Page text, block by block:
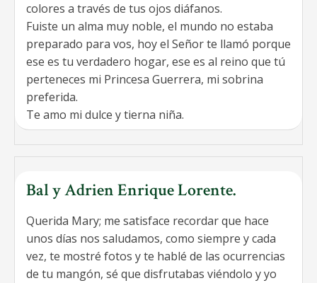
colores a través de tus ojos diáfanos.
Fuiste un alma muy noble, el mundo no estaba
preparado para vos, hoy el Señor te llamó porque
ese es tu verdadero hogar, ese es al reino que tú
perteneces mi Princesa Guerrera, mi sobrina
preferida.
Te amo mi dulce y tierna niña.
Bal y Adrien Enrique Lorente.
Querida Mary; me satisface recordar que hace
unos días nos saludamos, como siempre y cada
vez, te mostré fotos y te hablé de las ocurrencias
de tu mangón, sé que disfrutabas viéndolo y yo